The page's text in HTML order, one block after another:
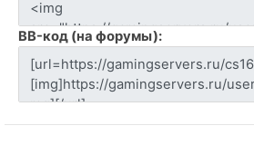
BB-код (на форумы):